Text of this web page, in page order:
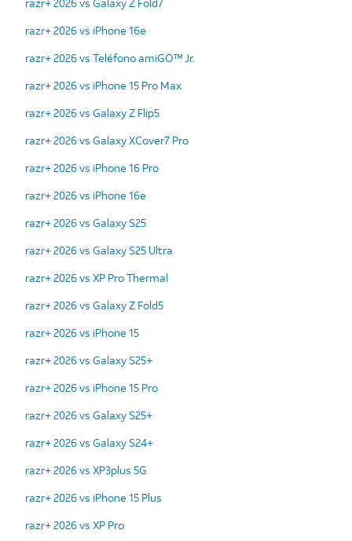
razr+ 2026 vs iPhone 16e
razr+ 2026 vs Teléfono amiGO™ Jr.
razr+ 2026 vs iPhone 15 Pro Max
razr+ 2026 vs Galaxy Z Flip5
razr+ 2026 vs Galaxy XCover7 Pro
razr+ 2026 vs iPhone 16 Pro
razr+ 2026 vs iPhone 16e
razr+ 2026 vs Galaxy S25
razr+ 2026 vs Galaxy S25 Ultra
razr+ 2026 vs XP Pro Thermal
razr+ 2026 vs Galaxy Z Fold5
razr+ 2026 vs iPhone 15
razr+ 2026 vs Galaxy S25+
razr+ 2026 vs iPhone 15 Pro
razr+ 2026 vs Galaxy S25+
razr+ 2026 vs Galaxy S24+
razr+ 2026 vs XP3plus 5G
razr+ 2026 vs iPhone 15 Plus
razr+ 2026 vs XP Pro